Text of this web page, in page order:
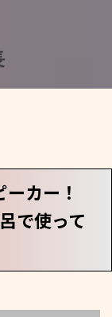
カー！
で使って